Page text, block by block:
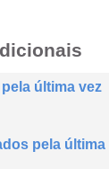
última vez
pela última